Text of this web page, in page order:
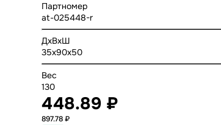
Партномер
at-025448-r
ДхВхШ
35x90x50
Вес
130
448.89 ₽
897.78 ₽